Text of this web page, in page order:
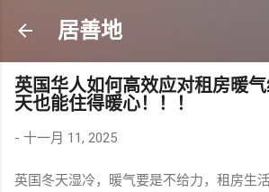
居善地
英国华人如何高效应对租房暖
天也能住得暖心！！！
- 十一月 11, 2025
英国冬天湿冷，暖气要是不给力，租房生